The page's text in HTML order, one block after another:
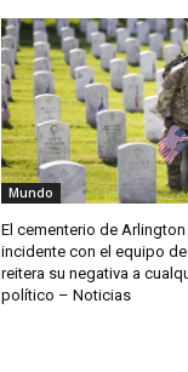
Mundo
El cementerio de
incidente con el equipo
reitera su negativa a
político – Noticias